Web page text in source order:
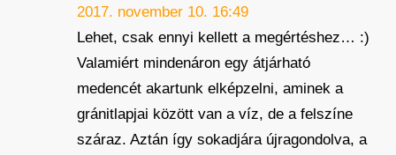
2017. november 10. 16:49
Lehet, csak ennyi kellett a megértéshez… :)
Valamiért mindenáron egy átjárható
medencét akartunk elképzelni, aminek a
gránitlapjai között van a víz, de a felszíne
száraz. Aztán így sokadjára újragondolva, a